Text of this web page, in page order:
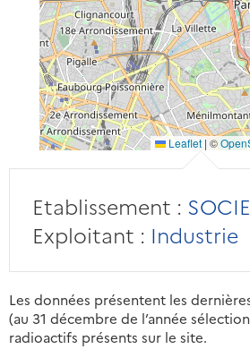
Leaflet |©
Etablissement :
Exploitant : Industrie
Les données présentent les
(au 31 décembre de l’année
radioactifs présents sur le site.